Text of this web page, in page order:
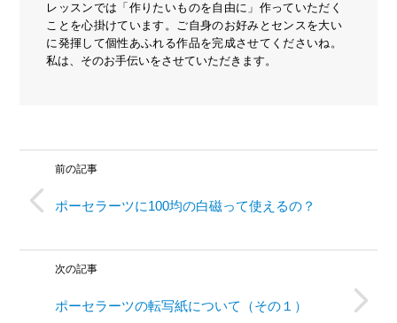
レッスンでは「作りたいものを自由に」作っていただく
ことを心掛けています。ご自身のお好みとセンスを大い
に発揮して個性あふれる作品を完成させてくださいね。
私は、そのお手伝いをさせていただきます。
前の記事
ポーセラーツに100均の白磁って使えるの？
次の記事
ポーセラーツの転写紙について（その１）